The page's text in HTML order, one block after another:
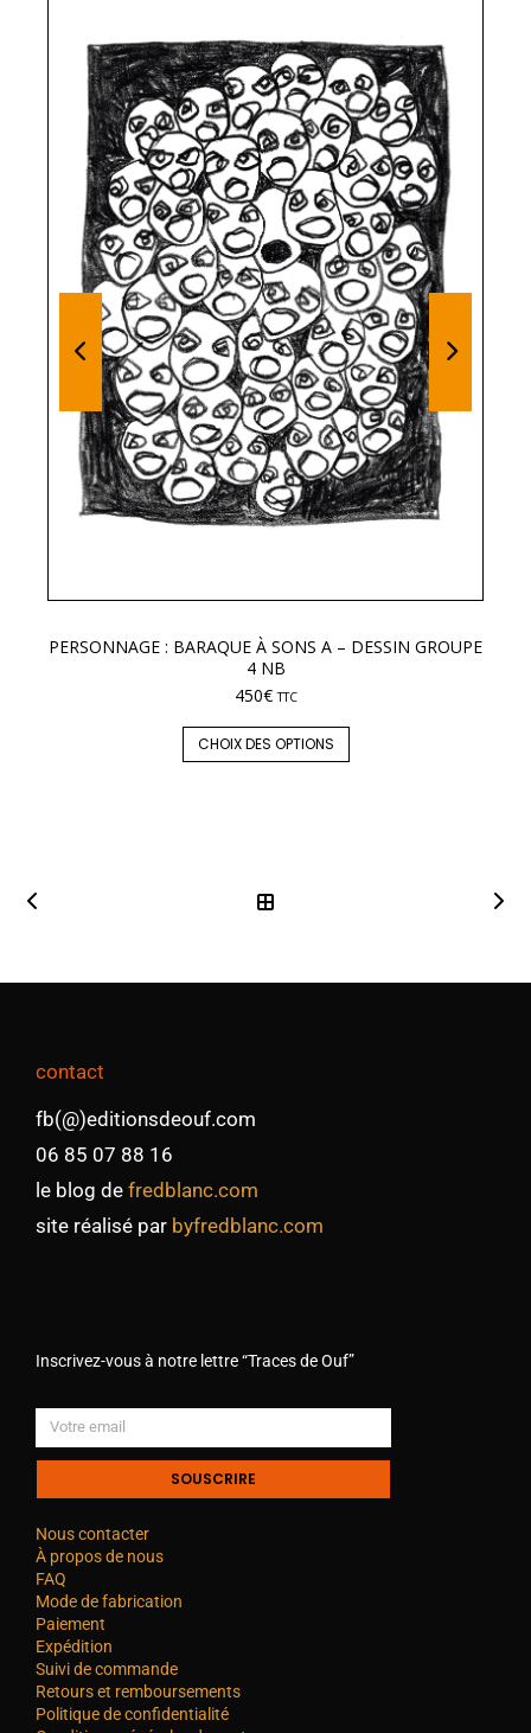
PERSONNAGE : BARAQUE À SONS A – DESSIN GROUPE
4 NB
450€ TTC
CHOIX DES OPTIONS
contact
fb(@)editionsdeouf.com
06 85 07 88 16
le blog de fredblanc.com
site réalisé par byfredblanc.com
Inscrivez-vous à notre lettre “Traces de Ouf”
SOUSCRIRE
Nous contacter
À propos de nous
FAQ
Mode de fabrication
Paiement
Expédition
Suivi de commande
Retours et remboursements
Politique de confidentialité